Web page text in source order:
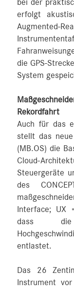
bei der
erfolgt
die GPS-
System
Rekordfahrt
Auch für das
stellt das neue
(MB.OS) die
Cloud-
Steuergeräte
des
Interface; UX
dass
entlastet.
Das 26
Instrument